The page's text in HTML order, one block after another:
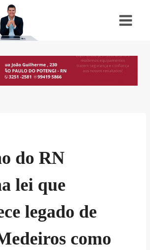
do RN
lei que
legado de
como